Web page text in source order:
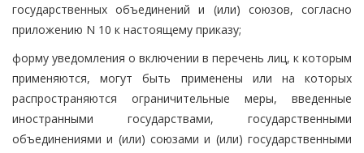
государственных объединений и (или) союзов, согласно
приложению N 10 к настоящему приказу;
форму уведомления о включении в перечень лиц, к которым
применяются, могут быть применены или на которых
распространяются ограничительные меры, введенные
иностранными государствами, государственными
объединениями и (или) союзами и (или) государственными